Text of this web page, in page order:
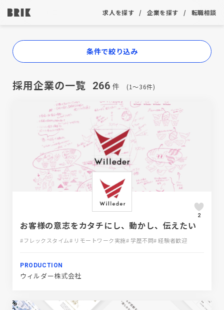
求人を探す 企業を探す 転職相談
条件で絞り込み
採用企業の一覧 266 件 (1〜36件)
2
お客様の意志をカタチにし、動かし、伝えたい
#フレックスタイム# リモートワーク実施# 学歴不問# 経験者歓迎
PRODUCTION
ウィルダー株式会社